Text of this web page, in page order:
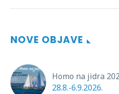
održati
NOVE OBJAVE
Homo na jidra
28.8.-6.9.2026.